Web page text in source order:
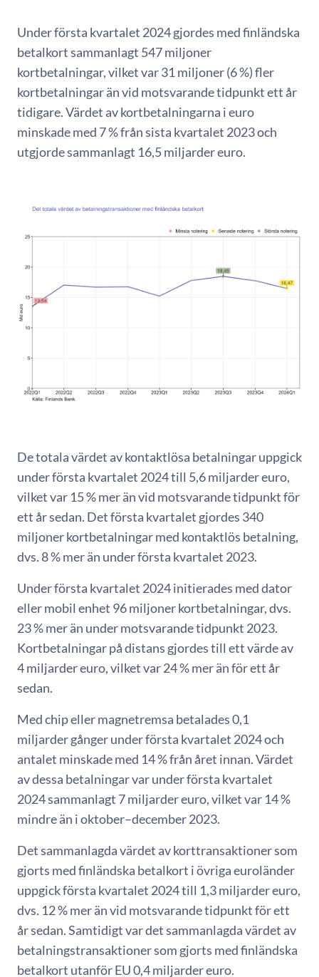
Under första kvartalet 2024 gjordes med finländska
betalkort sammanlagt 547 miljoner
kortbetalningar, vilket var 31 miljoner (6 %) fler
kortbetalningar än vid motsvarande tidpunkt ett år
tidigare. Värdet av kortbetalningarna i euro
minskade med 7 % från sista kvartalet 2023 och
utgjorde sammanlagt 16,5 miljarder euro.
De totala värdet av kontaktlösa betalningar uppgick
under första kvartalet 2024 till 5,6 miljarder euro,
vilket var 15 % mer än vid motsvarande tidpunkt för
ett år sedan. Det första kvartalet gjordes 340
miljoner kortbetalningar med kontaktlös betalning,
dvs. 8 % mer än under första kvartalet 2023.
Under första kvartalet 2024 initierades med dator
eller mobil enhet 96 miljoner kortbetalningar, dvs.
23 % mer än under motsvarande tidpunkt 2023.
Kortbetalningar på distans gjordes till ett värde av
4 miljarder euro, vilket var 24 % mer än för ett år
sedan.
Med chip eller magnetremsa betalades 0,1
miljarder gånger under första kvartalet 2024 och
antalet minskade med 14 % från året innan. Värdet
av dessa betalningar var under första kvartalet
2024 sammanlagt 7 miljarder euro, vilket var 14 %
mindre än i oktober–december 2023.
Det sammanlagda värdet av korttransaktioner som
gjorts med finländska betalkort i övriga euroländer
uppgick första kvartalet 2024 till 1,3 miljarder euro,
dvs. 12 % mer än vid motsvarande tidpunkt för ett
år sedan. Samtidigt var det sammanlagda värdet av
betalningstransaktioner som gjorts med finländska
betalkort utanför EU 0,4 miljarder euro.